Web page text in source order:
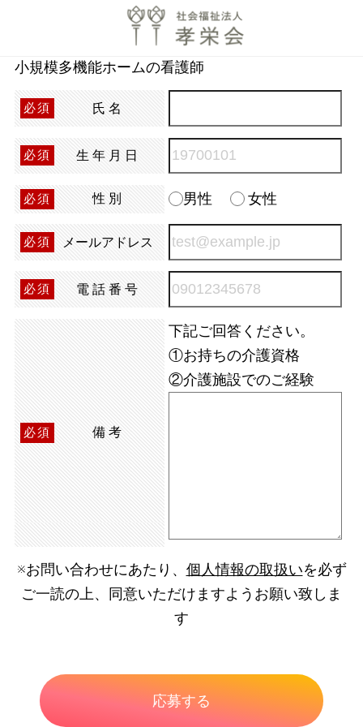
小規模多機能ホームの看護師
必須 氏名
必須 生年月日
必須 性別 男性 女性
必須 メールアドレス
必須 電話番号
必須 備考
下記ご回答ください。
①お持ちの介護資格
②介護施設でのご経験
※お問い合わせにあたり、 個人情報の取扱いを必ず
ご一読の上、同意いただけますようお願い致しま
す